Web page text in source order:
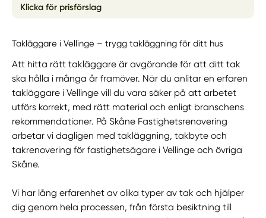
Klicka för prisförslag
Takläggare i Vellinge – trygg takläggning för ditt hus
Att hitta rätt takläggare är avgörande för att ditt tak
ska hålla i många år framöver. När du anlitar en erfaren
takläggare i Vellinge vill du vara säker på att arbetet
utförs korrekt, med rätt material och enligt branschens
rekommendationer. På Skåne Fastighetsrenovering
arbetar vi dagligen med takläggning, takbyte och
takrenovering för fastighetsägare i Vellinge och övriga
Skåne.
Vi har lång erfarenhet av olika typer av tak och hjälper
dig genom hela processen, från första besiktning till